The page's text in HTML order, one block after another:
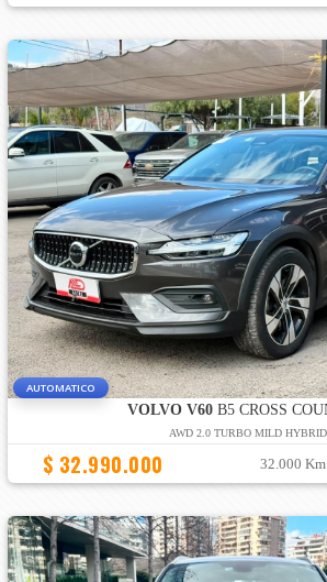
AUTOMATICO
VOLVO V60B5 CROSS
AWD 2.0 TURBO MILD HYBRID
$ 32.990.000 32.000 Km